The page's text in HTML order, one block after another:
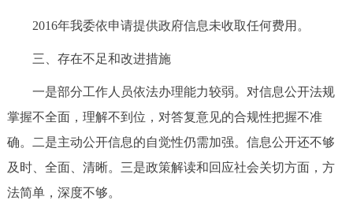
2016年我委依申请提供政府信息未收取任何费用。
三、存在不足和改进措施
一是部分工作人员依法办理能力较弱。对信息公开法规
掌握不全面，理解不到位，对答复意见的合规性把握不准
确。二是主动公开信息的自觉性仍需加强。信息公开还不够
及时、全面、清晰。三是政策解读和回应社会关切方面，方
法简单，深度不够。